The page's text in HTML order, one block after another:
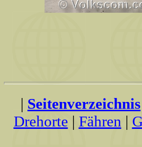
| Seitenverzeichnis
Drehorte | Fähren |